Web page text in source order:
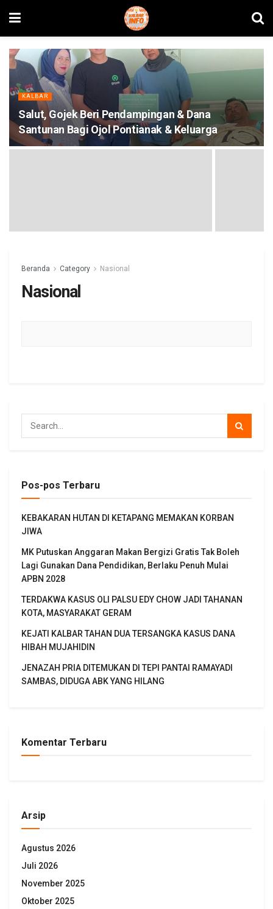
KALBAR
Salut, Gojek Beri Pendampingan & Dana
Santunan Bagi Ojol Pontianak & Keluarga
Beranda Category Nasional
Nasional
Pos-pos Terbaru
KEBAKARAN HUTAN DI KETAPANG MEMAKAN KORBAN
JIWA
MK Putuskan Anggaran Makan Bergizi Gratis Tak Boleh
Lagi Gunakan Dana Pendidikan, Berlaku Penuh Mulai
APBN 2028
TERDAKWA KASUS OLI PALSU EDY CHOW JADI TAHANAN
KOTA, MASYARAKAT GERAM
KEJATI KALBAR TAHAN DUA TERSANGKA KASUS DANA
HIBAH MUJAHIDIN
JENAZAH PRIA DITEMUKAN DI TEPI PANTAI RAMAYADI
SAMBAS, DIDUGA ABK YANG HILANG
Komentar Terbaru
Arsip
Agustus 2026
Juli 2026
November 2025
Oktober 2025